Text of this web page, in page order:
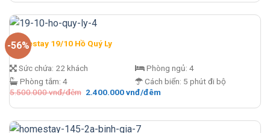
đêm.
1.900.000 vnđ/
-56%
Homestay 19/10 Hồ Quý Ly
Sức chứa: 22 khách
Phòng tắm: 4
Phòng ngủ: 4
Cách biển: 5 phút đi bộ
5.500.000vnđ/đêm Giá
là:
đêm.
2.400.000vnđ/đêmGiá
tại
2.400.000 vnđ/